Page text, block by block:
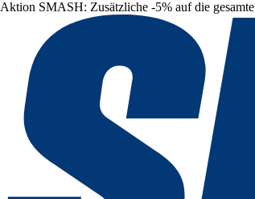
Aktion SMASH: Zusätzliche -5% auf die